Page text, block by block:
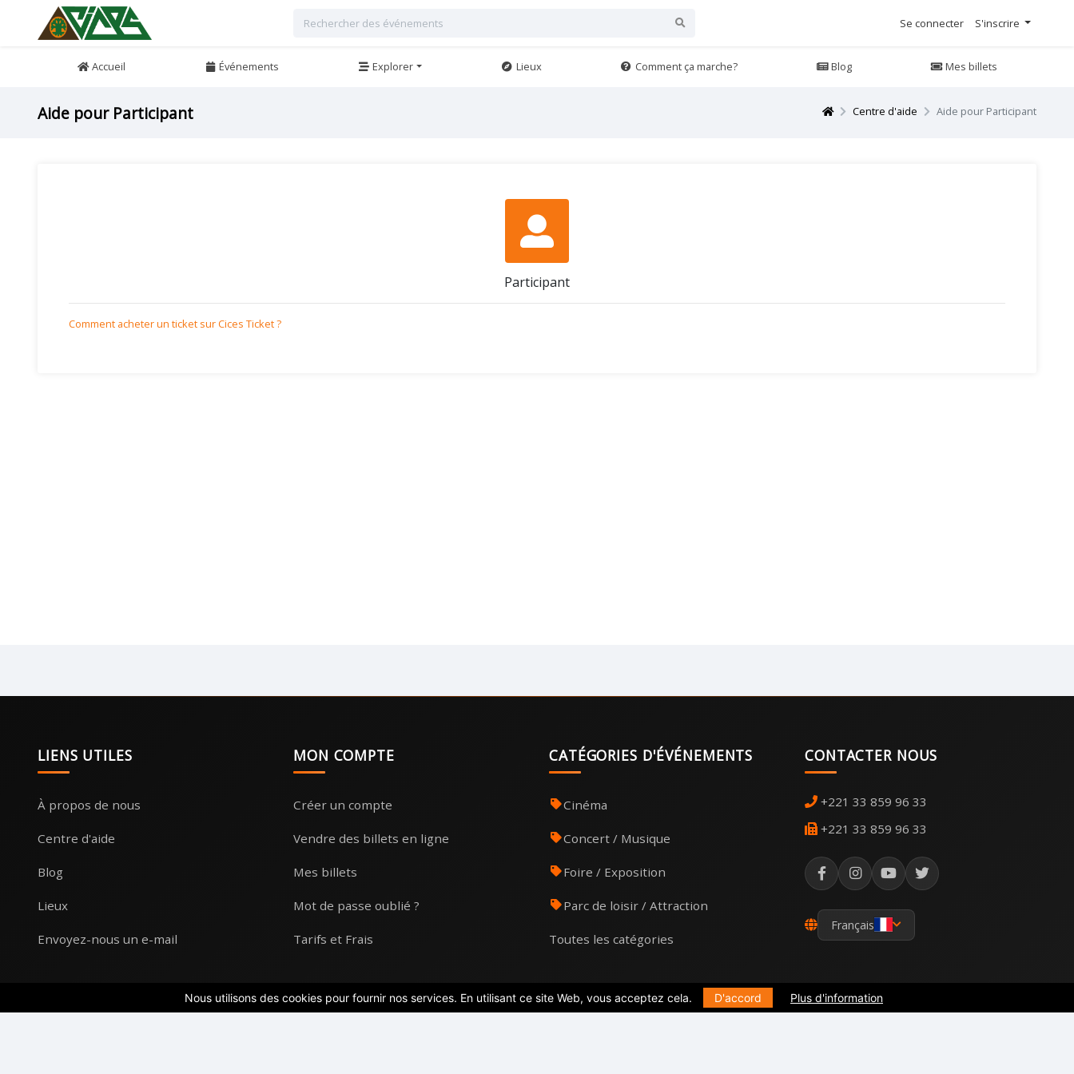
Nous utilisons des cookies pour fournir nos services. En utilisant ce site Web, vous acceptez cela. D'accord Plus d'information
Se connecter S'inscrire
Accueil Événements Explorer Lieux Comment ça marche? Blog Mes billets
Aide pour Participant Centre d'aide Aide pour Participant
Participant
Comment acheter un ticket sur Cices Ticket ?
LIENS UTILES
À propos de nous
Centre d'aide
Blog
Lieux
Envoyez-nous un e-mail
MON COMPTE
Créer un compte
Vendre des billets en ligne
Mes billets
Mot de passe oublié ?
Tarifs et Frais
CATÉGORIES D'ÉVÉNEMENTS
Cinéma
Concert / Musique
Foire / Exposition
Parc de loisir / Attraction
Toutes les catégories
CONTACTER NOUS
+221 33 859 96 33
+221 33 859 96 33
Français